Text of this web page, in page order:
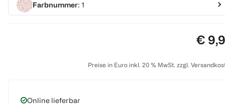
Farbnummer: 1
€
Preise in Euro inkl. 20 % MwSt. zzgl.
Online lieferbar